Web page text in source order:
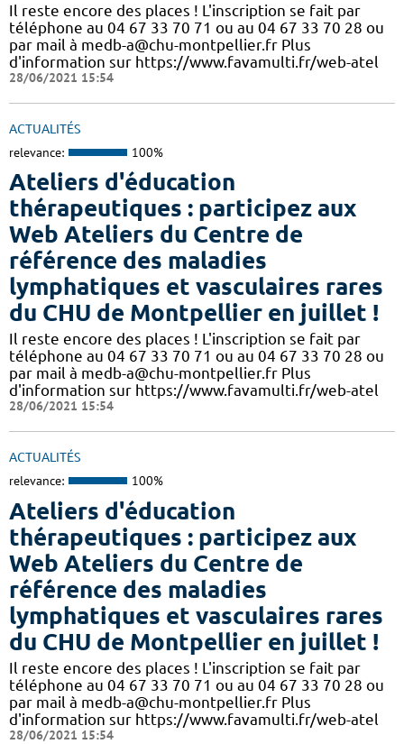
Il reste encore des places ! L'inscription se fait par
téléphone au 04 67 33 70 71 ou au 04 67 33 70 28 ou
par mail à medb-a@chu-montpellier.fr Plus
d'information sur https://www.favamulti.fr/web-atel
28/06/2021 15:54
ACTUALITÉS
relevance: 100%
Ateliers d'éducation
thérapeutiques : participez aux
Web Ateliers du Centre de
référence des maladies
lymphatiques et vasculaires rares
du CHU de Montpellier en juillet !
Il reste encore des places ! L'inscription se fait par
téléphone au 04 67 33 70 71 ou au 04 67 33 70 28 ou
par mail à medb-a@chu-montpellier.fr Plus
d'information sur https://www.favamulti.fr/web-atel
28/06/2021 15:54
ACTUALITÉS
relevance: 100%
Ateliers d'éducation
thérapeutiques : participez aux
Web Ateliers du Centre de
référence des maladies
lymphatiques et vasculaires rares
du CHU de Montpellier en juillet !
Il reste encore des places ! L'inscription se fait par
téléphone au 04 67 33 70 71 ou au 04 67 33 70 28 ou
par mail à medb-a@chu-montpellier.fr Plus
d'information sur https://www.favamulti.fr/web-atel
28/06/2021 15:54